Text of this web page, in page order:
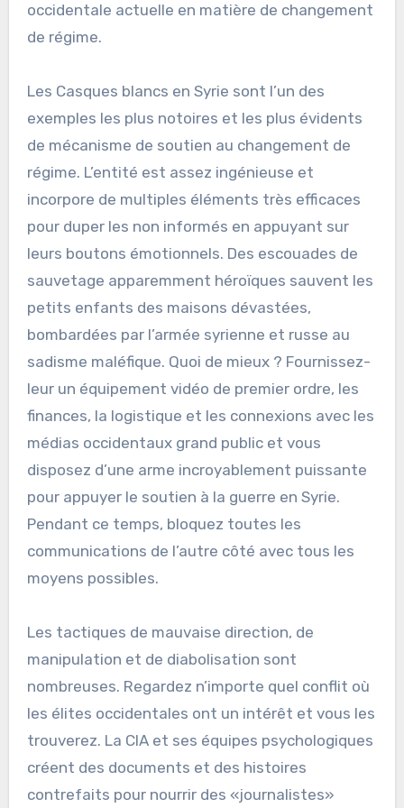
occidentale actuelle en matière de changement
de régime.
Les Casques blancs en Syrie sont l’un des
exemples les plus notoires et les plus évidents
de mécanisme de soutien au changement de
régime. L’entité est assez ingénieuse et
incorpore de multiples éléments très efficaces
pour duper les non informés en appuyant sur
leurs boutons émotionnels. Des escouades de
sauvetage apparemment héroïques sauvent les
petits enfants des maisons dévastées,
bombardées par l’armée syrienne et russe au
sadisme maléfique. Quoi de mieux ? Fournissez-
leur un équipement vidéo de premier ordre, les
finances, la logistique et les connexions avec les
médias occidentaux grand public et vous
disposez d’une arme incroyablement puissante
pour appuyer le soutien à la guerre en Syrie.
Pendant ce temps, bloquez toutes les
communications de l’autre côté avec tous les
moyens possibles.
Les tactiques de mauvaise direction, de
manipulation et de diabolisation sont
nombreuses. Regardez n’importe quel conflit où
les élites occidentales ont un intérêt et vous les
trouverez. La CIA et ses équipes psychologiques
créent des documents et des histoires
contrefaits pour nourrir des «journalistes»